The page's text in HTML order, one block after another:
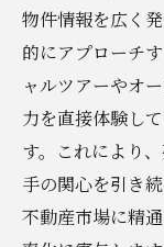
物件情報を広く
的にアプローチ
ャルツアーやオ
力を直接体験し
す。これにより
手の関心を引き
不動産市場に精